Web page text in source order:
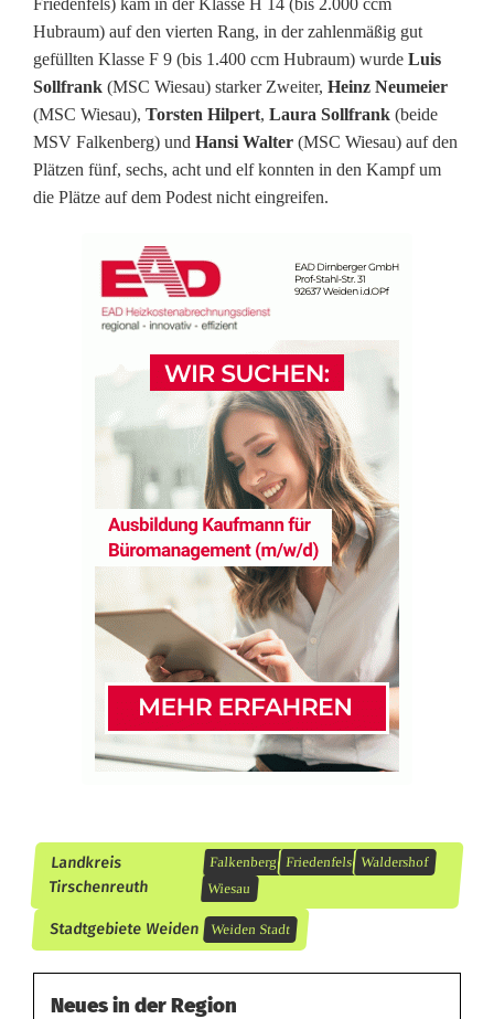
M
S
C
W
i
l
v
e
r
Friedenfels) kam in der Klasse H 14 (bis 2.000 ccm
Hubraum) auf den vierten Rang, in der zahlenmäßig gut
gefüllten Klasse F 9 (bis 1.400 ccm Hubraum) wurde Luis
Sollfrank (MSC Wiesau) starker Zweiter, Heinz Neumeier
(MSC Wiesau), Torsten Hilpert, Laura Sollfrank (beide
MSV Falkenberg) und Hansi Walter (MSC Wiesau) auf den
Plätzen fünf, sechs, acht und elf konnten in den Kampf um
die Plätze auf dem Podest nicht eingreifen.
Landkreis
Tirschenreuth
Falkenberg Friedenfels Waldershof
Wiesau
Stadtgebiete Weiden Weiden Stadt
Neues in der Region